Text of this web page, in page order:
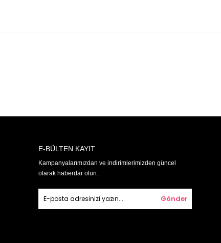
E-BÜLTEN KAYIT
Kampanyalarımızdan ve indirimlerimizden güncel
olarak haberdar olun.
Gönder